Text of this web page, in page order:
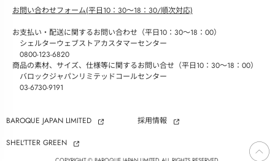
ページ
トップ
お問い合わせフォーム(平日10：30～18：30/順次対応)
お支払い・配送に関するお問い合わせ（平日10：30～18：00）
シェルターウェブストアカスタマーセンター
0800-123-6820
商品の素材、サイズ、仕様等に関するお問い合せ（平日10：30～18：00）
バロックジャパンリミテッドコールセンター
03-6730-9191
BAROQUE JAPAN LIMITED
採用情報
SHEL'TTER GREEN